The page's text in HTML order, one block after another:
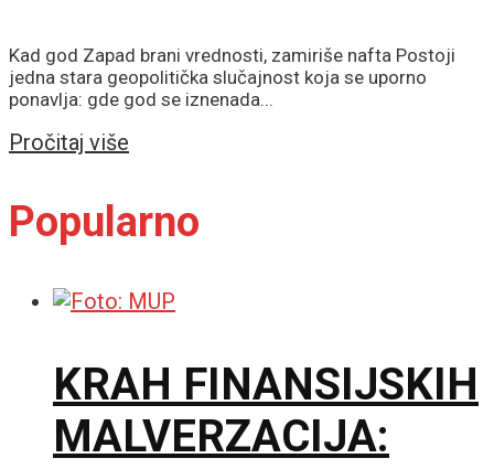
Kad god Zapad brani vrednosti, zamiriše nafta Postoji
jedna stara geopolitička slučajnost koja se uporno
ponavlja: gde god se iznenada...
Pročitaj više
Popularno
KRAH FINANSIJSKIH
MALVERZACIJA: